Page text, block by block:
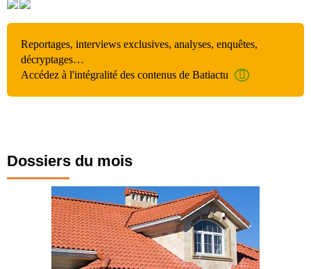
Reportages, interviews exclusives, analyses, enquêtes,
décryptages…
Accédez à l'intégralité des contenus de Batiactu
Dossiers du mois